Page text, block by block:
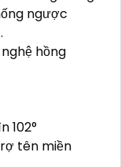
ngược
hồng
102°
tên miền